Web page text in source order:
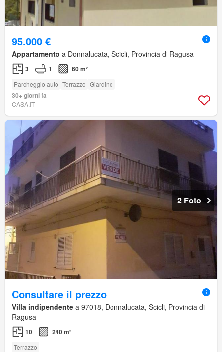
95.000 €
Appartamento a Donnalucata, Scicli, Provincia di Ragusa
3 1 60 m²
Parcheggio auto Terrazzo Giardino
30+ giorni fa
CASA.IT
2 Foto
Consultare il prezzo
Villa indipendente a 97018, Donnalucata, Scicli, Provincia di
Ragusa
10 240 m²
Terrazzo